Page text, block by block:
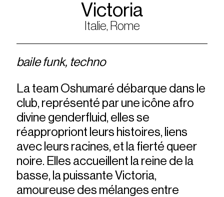
Victoria
Italie, Rome
baile funk, techno
La team Oshumaré débarque dans le
club, représenté par une icône afro
divine genderfluid, elles se
réappropriont leurs histoires, liens
avec leurs racines, et la fierté queer
noire. Elles accueillent la reine de la
basse, la puissante Victoria,
amoureuse des mélanges entre